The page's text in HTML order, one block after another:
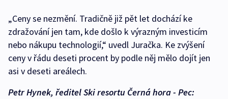
„Ceny se nezmění. Tradičně již pět let dochází ke
zdražování jen tam, kde došlo k výrazným investicím
nebo nákupu technologií,“ uvedl Juračka. Ke zvýšení
ceny v řádu deseti procent by podle něj mělo dojít jen
asi v deseti areálech.
Petr Hynek, ředitel Ski resortu Černá hora - Pec: